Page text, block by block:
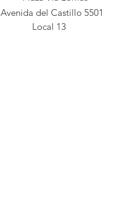
Avenida del Castillo 5501
Local 13